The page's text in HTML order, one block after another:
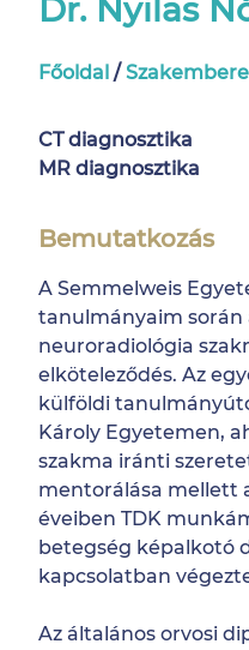
Dr. Nyilas
Főoldal /
CT diagnosztika
MR diagnosztika
Bemutatkozás
A Semmelweis
tanulmányaim
neuroradiológia
elköteleződés. Az
külföldi
Károly Egyetemen,
szakma iránti
mentorálása mellett
éveiben TDK
betegség képalkotó
kapcsolatban
Az általános orvosi